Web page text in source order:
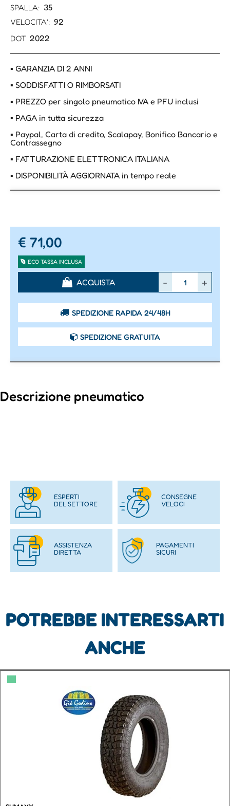
SPALLA: 35
VELOCITA': 92
DOT 2022
▪ GARANZIA DI 2 ANNI
▪ SODDISFATTI O RIMBORSATI
▪ PREZZO per singolo pneumatico IVA e PFU inclusi
▪ PAGA in tutta sicurezza
▪ Paypal, Carta di credito, Scalapay, Bonifico Bancario e
Contrassegno
▪ FATTURAZIONE ELETTRONICA ITALIANA
▪ DISPONIBILITÀ AGGIORNATA in tempo reale
€ 71,00
ECO TASSA INCLUSA
ACQUISTA
SPEDIZIONE RAPIDA 24/48H
SPEDIZIONE GRATUITA
Descrizione pneumatico
ESPERTI
DEL SETTORE
CONSEGNE
VELOCI
ASSISTENZA
DIRETTA
PAGAMENTI
SICURI
POTREBBE INTERESSARTI
ANCHE
▀